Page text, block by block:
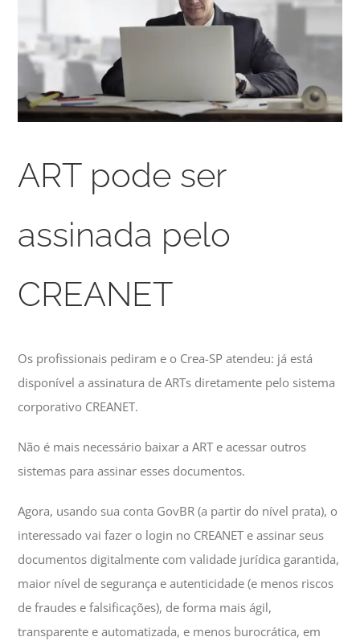
ART pode ser
assinada pelo
CREANET
Os profissionais pediram e o Crea-SP atendeu: já está
disponível a assinatura de ARTs diretamente pelo sistema
corporativo CREANET.
Não é mais necessário baixar a ART e acessar outros
sistemas para assinar esses documentos.
Agora, usando sua conta GovBR (a partir do nível prata), o
interessado vai fazer o login no CREANET e assinar seus
documentos digitalmente com validade jurídica garantida,
maior nível de segurança e autenticidade (e menos riscos
de fraudes e falsificações), de forma mais ágil,
transparente e automatizada, e menos burocrática, em